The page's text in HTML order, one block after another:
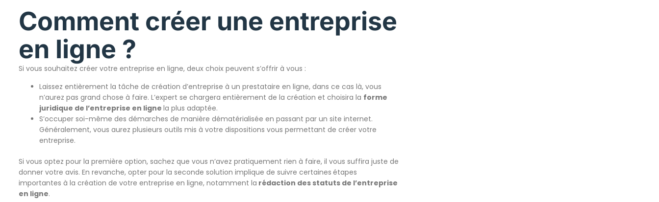
Comment créer une entreprise
en ligne ?
Si vous souhaitez créer votre entreprise en ligne, deux choix peuvent s’offrir à vous :
Laissez entièrement la tâche de création d’entreprise à un prestataire en ligne, dans ce cas là, vous
n’aurez pas grand chose à faire. L’expert se chargera entièrement de la création et choisira la forme
juridique de l’entreprise en ligne la plus adaptée.
S’occuper soi-même des démarches de manière dématérialisée en passant par un site internet.
Généralement, vous aurez plusieurs outils mis à votre dispositions vous permettant de créer votre
entreprise.
Si vous optez pour la première option, sachez que vous n’avez pratiquement rien à faire, il vous suffira juste de
donner votre avis. En revanche, opter pour la seconde solution implique de suivre certaines étapes
importantes à la création de votre entreprise en ligne, notamment la rédaction des statuts de l’entreprise
en ligne.